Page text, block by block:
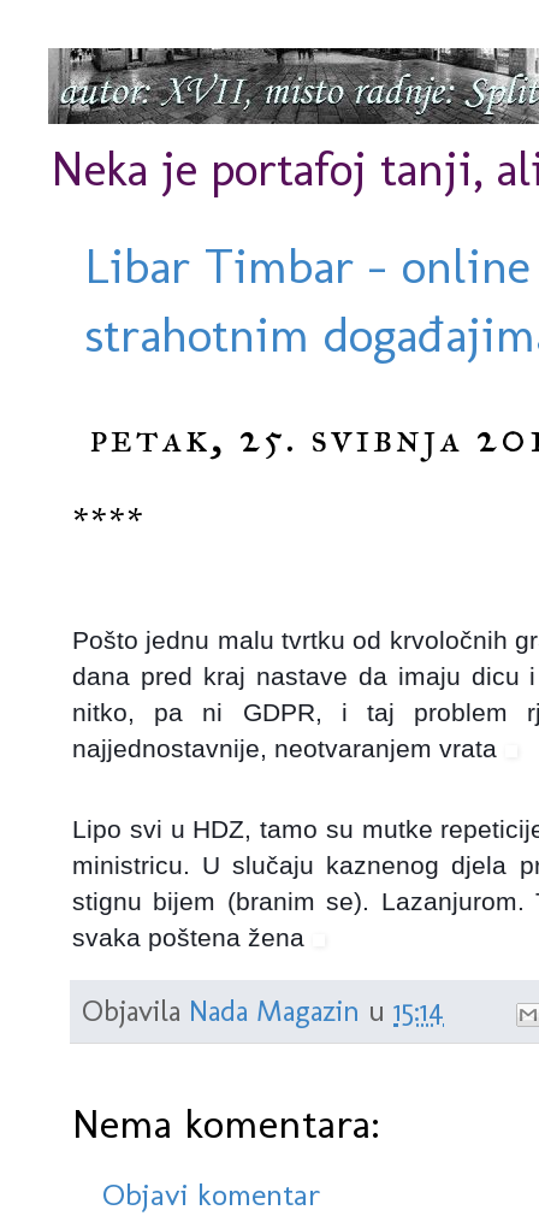
Neka je portafoj tanji,
Libar Timbar -
strahotnim
petak, 25. svibnja
****
Pošto jednu malu tvrtku od krvoločnih
dana pred kraj nastave da imaju dicu
nitko, pa ni GDPR, i taj problem
najjednostavnije, neotvaranjem vrata
Lipo svi u HDZ, tamo su mutke
ministricu. U slučaju kaznenog djela
stignu bijem (branim se).
svaka poštena žena
Objavila Nada Magazin u 15:14
Nema komentara:
Objavi komentar